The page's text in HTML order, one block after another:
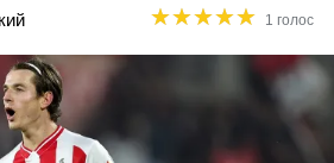
Різне
Букмекери
★★★★★
★★★★★ 1 голос